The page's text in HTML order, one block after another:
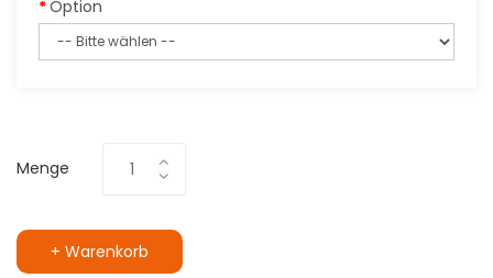
Option
Menge
+ Warenkorb